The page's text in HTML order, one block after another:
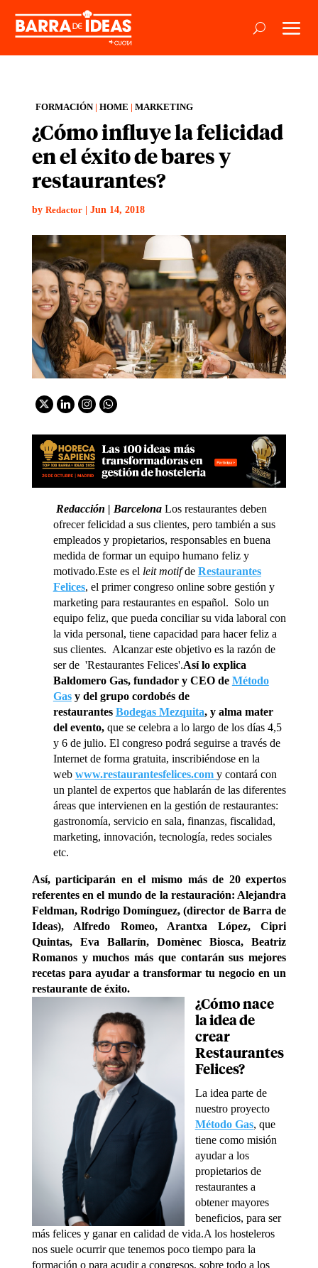
FORMACIÓN| HOME MARKETING
¿Cómo influye la felicidad
en el éxito de bares y
restaurantes?
by Redactor| Jun 14, 2018
Redacción | BarcelonaLos restaurantes deben
ofrecer felicidad a sus clientes, pero también a sus
empleados y propietarios, responsables en buena
medida de formar un equipo humano feliz y
motivado.Este es el leit motifde Restaurantes
Felices, el primer congreso online sobre gestión y
marketing para restaurantes en español. Solo un
equipo feliz, que pueda conciliar su vida laboral con
la vida personal, tiene capacidad para hacer feliz a
sus clientes. Alcanzar este objetivo es la razón de
ser de 'Restaurantes Felices'.Así lo explica
Baldomero Gas, fundador y CEO de Método
Gasy del grupo cordobés de
restaurantes Bodegas Mezquita, y alma mater
del evento,que se celebra a lo largo de los días 4,5
y 6 de julio. El congreso podrá seguirse a través de
Internet de forma gratuita, inscribiéndose en la
web www.restaurantesfelices.com y contará con
un plantel de expertos que hablarán de las diferentes
áreas que intervienen en la gestión de restaurantes:
gastronomía, servicio en sala, finanzas, fiscalidad,
marketing, innovación, tecnología, redes sociales
etc.
Así, participarán en el mismo más de 20 expertos
referentes en el mundo de la restauración: Alejandra
Feldman, Rodrigo Domínguez, (director de Barra de
Ideas), Alfredo Romeo, Arantxa López, Cipri
Quintas, Eva Ballarín, Domènec Biosca, Beatriz
Romanos y muchos más que contarán sus mejores
recetas para ayudar a transformar tu negocio en un
restaurante de éxito.
¿Cómo nace
la idea de
crear
Restaurantes
Felices?
La idea parte de
nuestro proyecto
Método Gas, que
tiene como misión
ayudar a los
propietarios de
restaurantes a
obtener mayores
beneficios, para ser
más felices y ganar en calidad de vida.A los hosteleros
nos suele ocurrir que tenemos poco tiempo para la
formación o para acudir a congresos, sobre todo a los